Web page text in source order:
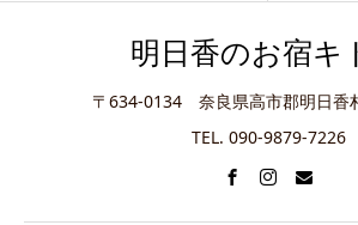
明日香のお宿キ
〒634-0134 奈良県高市郡明日香
TEL. 090-9879-7226